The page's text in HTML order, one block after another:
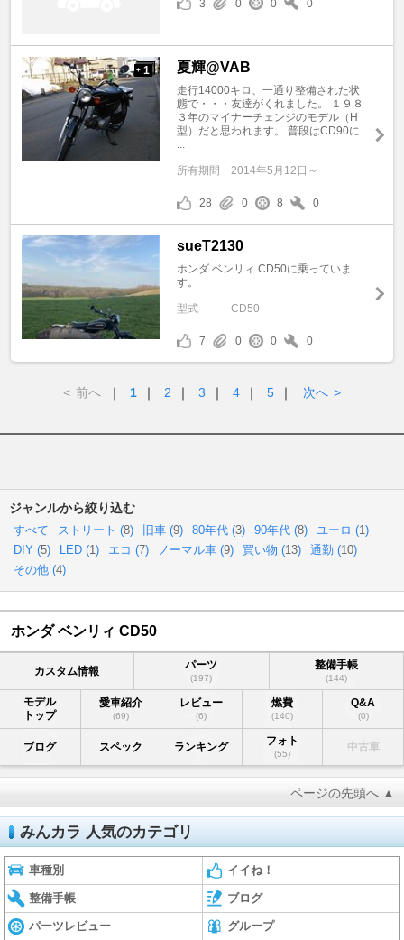
3 0 0 0
+ 1 夏輝@VAB
走行14000キロ、一通り整備された状
態で・・・友達がくれました。 １９８
３年のマイナーチェンジのモデル（H
型）だと思われます。 普段はCD90に
...
所有期間 2014年5月12日～
28 0 8 0
sueT2130
ホンダ ベンリィ CD50に乗っていま
す。
型式 CD50
7 0 0 0
< 前へ ｜ 1 ｜ 2 ｜ 3 ｜ 4 ｜ 5 ｜ 次へ >
ジャンルから絞り込む
すべて ストリート (8) 旧車 (9) 80年代 (3) 90年代 (8) ユーロ (1)
DIY (5) LED (1) エコ (7) ノーマル車 (9) 買い物 (13) 通勤 (10)
その他 (4)
ホンダ ベンリィ CD50
カスタム情報 パーツ
(197)
整備手帳
(144)
モデル
トップ
愛車紹介
(69)
レビュー
(6)
燃費
(140)
Q&A
(0)
ブログ スペック ランキング フォト
(55)
中古車
ページの先頭へ ▲
みんカラ 人気のカテゴリ
車種別 イイね！
整備手帳 ブログ
パーツレビュー グループ